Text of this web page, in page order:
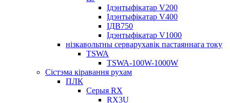
Ідэнтыфікатар V200
Ідэнтыфікатар V400
ІДВ750
Ідэнтыфікатар V1000
нізкавольтны серварухавік пастаяннага току
TSWA
TSWA-100W-1000W
Сістэма кіравання рухам
ПЛК
Серыя RX
RX3U